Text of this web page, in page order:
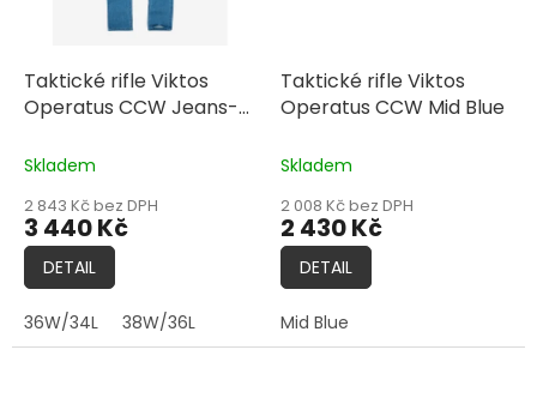
Taktické rifle Viktos
Operatus CCW Jeans-
Skladem
2 843 Kč bez DPH
3 440 Kč
DETAIL
36W/34L 38W/36L
Taktické rifle Viktos
Operatus CCW Mid Blue
Skladem
2 008 Kč bez DPH
2 430 Kč
DETAIL
Mid Blue